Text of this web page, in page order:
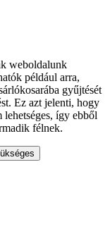
weboldalunk
például arra,
gyűjtését
Ez azt jelenti, hogy
lehetséges, így ebből
félnek.